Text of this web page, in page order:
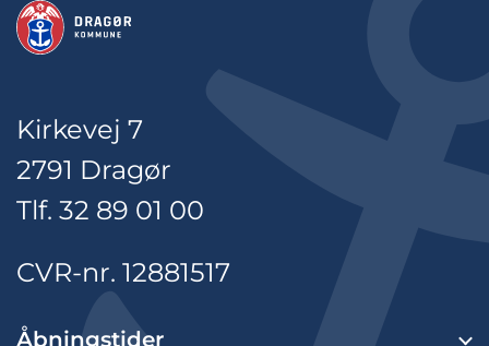
Kirkevej 7
2791 Dragør
Tlf. 32 89 01 00
CVR-nr. 12881517
Åbningstider